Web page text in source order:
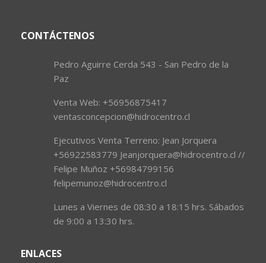
CONTÁCTENOS
Pedro Aguirre Cerda 543 - San Pedro de la
Paz
Venta Web: +56956875417
ventasconcepcion@hidrocentro.cl
Ejecutivos Venta Terreno: Jean Jorquera
+56922583779 Jeanjorquera@hidrocentro.cl //
Felipe Muñoz +56984799156
felipemunoz@hidrocentro.cl
Lunes a Viernes de 08:30 a 18:15 hrs. Sábados
de 9:00 a 13:30 hrs.
ENLACES